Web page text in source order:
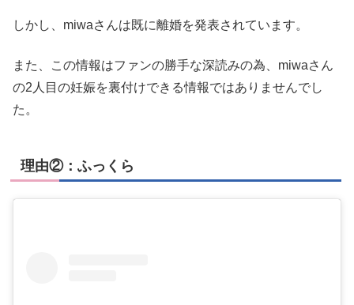
しかし、miwaさんは既に離婚を発表されています。
また、この情報はファンの勝手な深読みの為、miwaさん
の2人目の妊娠を裏付けできる情報ではありませんでし
た。
理由②：ふっくら